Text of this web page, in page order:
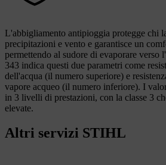
L'abbigliamento antipioggia protegge chi
precipitazioni e vento e garantisce un
permettendo al sudore di evaporare verso
343 indica questi due parametri come
dell'acqua (il numero superiore) e
vapore acqueo (il numero inferiore). I
in 3 livelli di prestazioni, con la classe 3
elevate.
Altri servizi STIHL